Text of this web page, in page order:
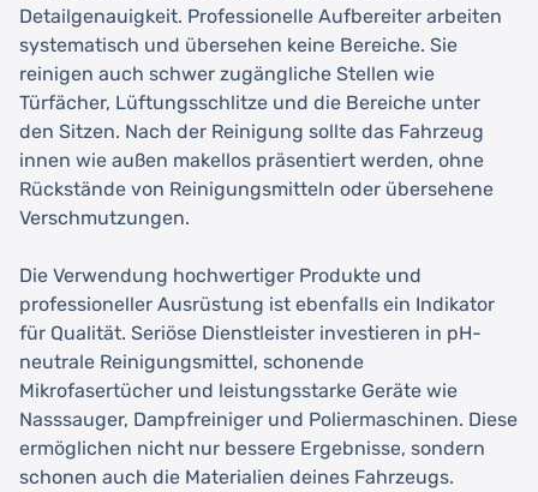
Detailgenauigkeit. Professionelle Aufbereiter arbeiten
systematisch und übersehen keine Bereiche. Sie
reinigen auch schwer zugängliche Stellen wie
Türfächer, Lüftungsschlitze und die Bereiche unter
den Sitzen. Nach der Reinigung sollte das Fahrzeug
innen wie außen makellos präsentiert werden, ohne
Rückstände von Reinigungsmitteln oder übersehene
Verschmutzungen.
Die Verwendung hochwertiger Produkte und
professioneller Ausrüstung ist ebenfalls ein Indikator
für Qualität. Seriöse Dienstleister investieren in pH-
neutrale Reinigungsmittel, schonende
Mikrofasertücher und leistungsstarke Geräte wie
Nasssauger, Dampfreiniger und Poliermaschinen. Diese
ermöglichen nicht nur bessere Ergebnisse, sondern
schonen auch die Materialien deines Fahrzeugs.